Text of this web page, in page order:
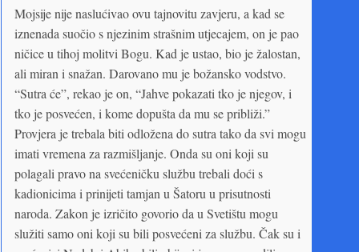
Mojsije nije naslućivao ovu tajnovitu zavjeru, a kad se
iznenada suočio s njezinim strašnim utjecajem, on je pao
ničice u tihoj molitvi Bogu. Kad je ustao, bio je žalostan,
ali miran i snažan. Darovano mu je božansko vodstvo.
“Sutra će”, rekao je on, “Jahve pokazati tko je njegov, i
tko je posvećen, i kome dopušta da mu se približi.”
Provjera je trebala biti odložena do sutra tako da svi mogu
imati vremena za razmišljanje. Onda su oni koji su
polagali pravo na svećeničku službu trebali doći s
kadionicima i prinijeti tamjan u Šatoru u prisutnosti
naroda. Zakon je izričito govorio da u Svetištu mogu
služiti samo oni koji su bili posvećeni za službu. Čak su i